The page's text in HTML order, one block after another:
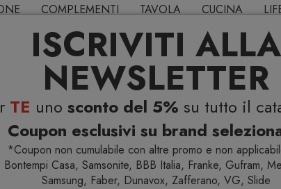
ISCRIVITI ALLA
NEWSLETTER
TE uno sconto del 5% su tutto il
Coupon esclusivi su brand
*Coupon non cumulabile con altre promo e non
Bontempi Casa, Samsonite, BBB Italia, Franke, Gufram,
Samsung, Faber, Dunavox, Zafferano, VG, Slide
COMPLEMENTI TAVOLA CUCINA
Arredo interno Sgabelli Sgabello